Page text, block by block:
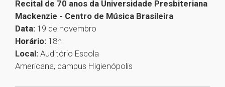
Recital de 70 anos da Universidade Presbiteriana
Mackenzie - Centro de Música Brasileira
Data: 19 de novembro
Horário: 18h
Local: Auditório Escola
Americana, campus Higienópolis
1